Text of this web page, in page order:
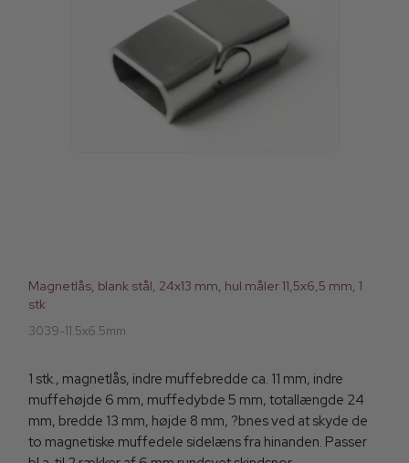
Magnetlås, blank stål, 24x13 mm, hul måler 11,5x6,5 mm, 1
stk
3039-11.5x6.5mm
1 stk., magnetlås, indre muffebredde ca. 11 mm, indre
muffehøjde 6 mm, muffedybde 5 mm, totallængde 24
mm, bredde 13 mm, højde 8 mm, ?bnes ved at skyde de
to magnetiske muffedele sidelæns fra hinanden. Passer